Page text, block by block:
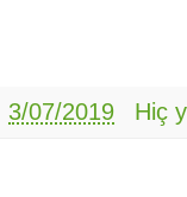
3/07/2019 Hiç